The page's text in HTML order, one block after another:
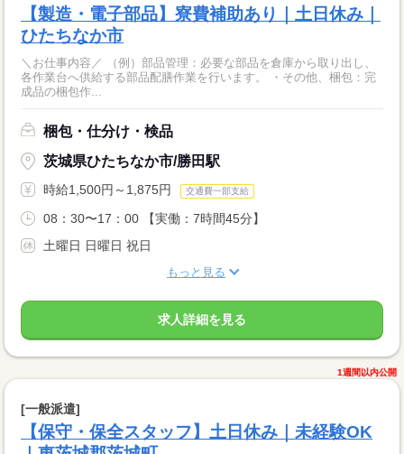
【製造・電子部品】寮費補助あり｜土日休み｜
ひたちなか市
＼お仕事内容／ （例）部品管理：必要な部品を倉庫から取り出し、
各作業台へ供給する部品配膳作業を行います。 ・その他、梱包：完
成品の梱包作...
梱包・仕分け・検品
茨城県ひたちなか市/勝田駅
時給1,500円～1,875円 交通費一部支給
08：30〜17：00 【実働：7時間45分】
土曜日 日曜日 祝日
もっと見る
求人詳細を見る
1週間以内公開
[一般派遣]
【保守・保全スタッフ】土日休み｜未経験OK